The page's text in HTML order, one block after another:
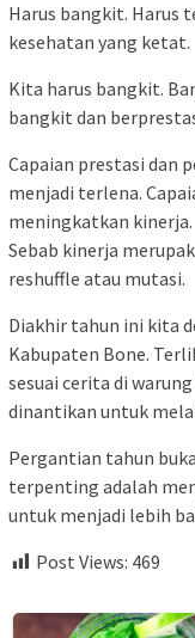
Harus bangkit. Harus
kesehatan yang ketat.
Kita harus bangkit.
bangkit dan
Capaian prestasi dan
menjadi terlena.
meningkatkan kinerja.
Sebab kinerja
reshuffle atau mutasi.
Diakhir tahun ini kita
Kabupaten Bone.
sesuai cerita di
dinantikan untuk
Pergantian tahun
terpenting adalah
untuk menjadi lebih
Post Views: 469